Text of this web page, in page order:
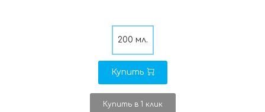
200 мл.
Купить
Купить в 1 клик